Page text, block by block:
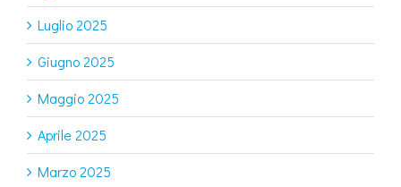
Luglio 2025
Giugno 2025
Maggio 2025
Aprile 2025
Marzo 2025